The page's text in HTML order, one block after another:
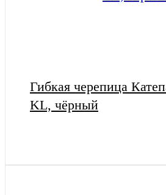
Гибкая черепица
KL, чёрный